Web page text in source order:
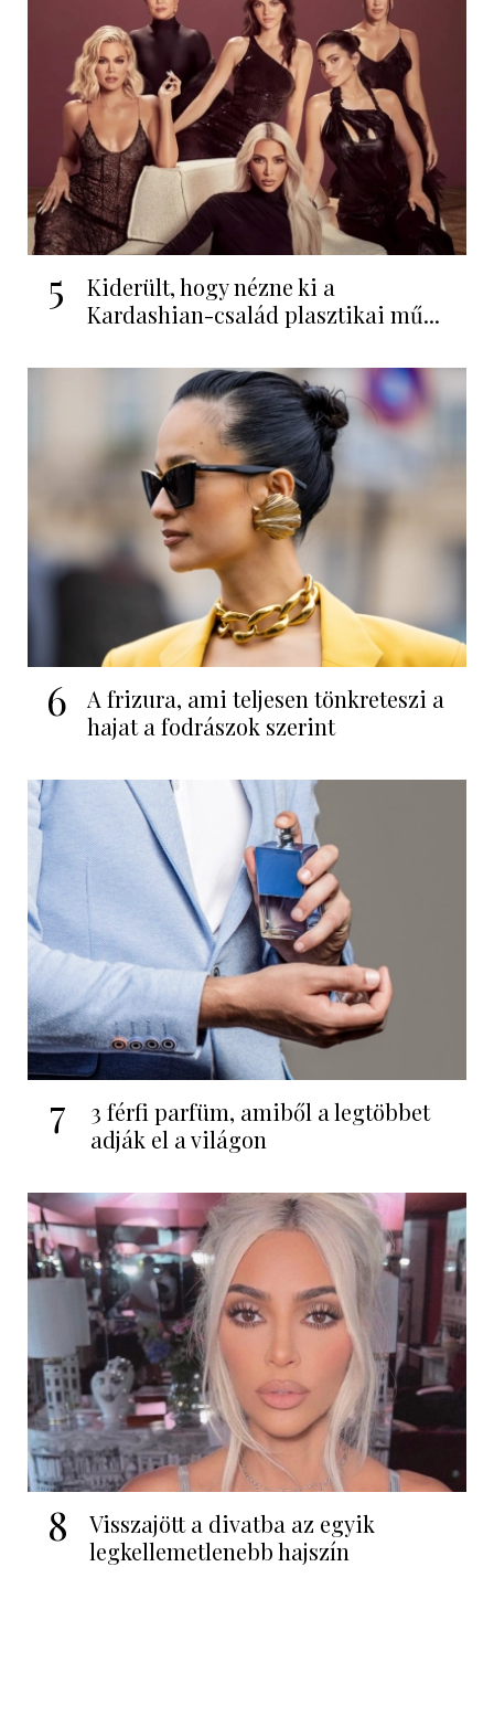
5
Kiderült, hogy nézne ki a
Kardashian-család plasztikai mű...
6
A frizura, ami teljesen tönkreteszi a
hajat a fodrászok szerint
7
3 férfi parfüm, amiből a legtöbbet
adják el a világon
8
Visszajött a divatba az egyik
legkellemetlenebb hajszín